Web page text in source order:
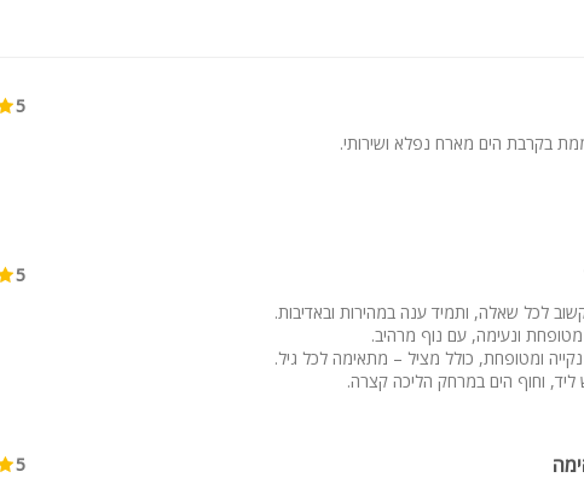
כלה, לינה בדירה לעד 8 אורחים
5
בקרבת הים מארח נפלא ושירותי.
5
לכל שאלה, ותמיד ענה במהירות ובאדיבות.
ונעימה, עם נוף מרהיב.
ומטופחת, כולל מציל – מתאימה לכל גיל.
וחוף הים במרחק הליכה קצרה.
5